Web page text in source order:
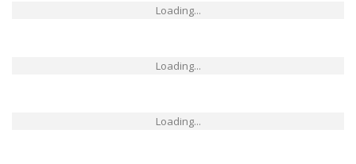
Loading...
Loading...
Loading...